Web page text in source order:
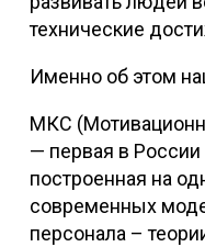
технические
Именно об этом
МКС
— первая в
построенная на
современных
персонала –